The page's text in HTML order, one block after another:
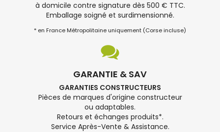
à domicile contre signature dès 500 € TTC.
Emballage soigné et surdimensionné.
* en France Métropolitaine uniquement (Corse incluse)
GARANTIE & SAV
GARANTIES CONSTRUCTEURS
Pièces de marques d'origine constructeur
ou adaptables.
Retours et échanges produits*.
Service Après-Vente & Assistance.